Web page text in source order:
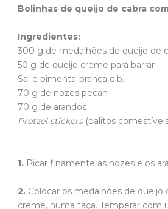
Bolinhas de queijo de cabra
Ingredientes:
300 g de medalhões de queijo de
50 g de queijo creme para barrar
Sal e pimenta-branca q.b.
70 g de nozes pecan
70 g de arandos
Pretzel stickers(palitos
1. Picar finamente as nozes e os
2. Colocar os medalhões de queijo
creme, numa taça. Temperar com